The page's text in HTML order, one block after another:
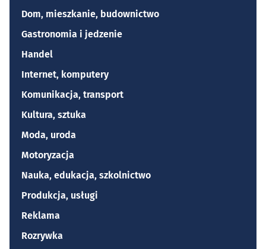
Dom, mieszkanie, budownictwo
Gastronomia i jedzenie
Handel
Internet, komputery
Komunikacja, transport
Kultura, sztuka
Moda, uroda
Motoryzacja
Nauka, edukacja, szkolnictwo
Produkcja, usługi
Reklama
Rozrywka